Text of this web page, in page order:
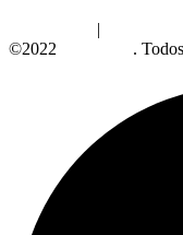
|
©2022
.